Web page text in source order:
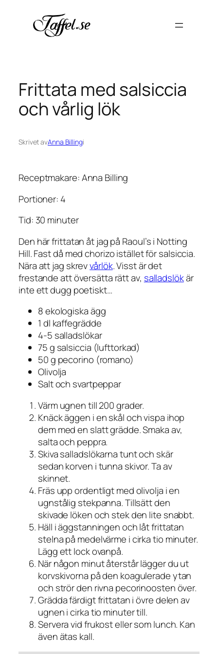
innehåll
Frittata med salsiccia
och vårlig lök
Skrivet avAnna Billingi
Receptmakare: Anna Billing
Portioner: 4
Tid: 30 minuter
Den här frittatan åt jag på Raoul’s i Notting
Hill. Fast då med chorizo istället för salsiccia.
Nära att jag skrevvårlök. Visst är det
frestande att översätta rätt av, salladslökär
inte ett dugg poetiskt…
8 ekologiska ägg
1 dl kaffegrädde
4-5 salladslökar
75 g salsiccia (lufttorkad)
50 g pecorino (romano)
Olivolja
Salt och svartpeppar
Värm ugnen till 200 grader.
Knäck äggen i en skål och vispa ihop
dem med en slatt grädde. Smaka av,
salta och peppra.
Skiva salladslökarna tunt och skär
sedan korven i tunna skivor. Ta av
skinnet.
Fräs upp ordentligt med olivolja i en
ugnstålig stekpanna. Tillsätt den
skivade löken och stek den lite snabbt.
Häll i äggstanningen och låt frittatan
stelna på medelvärme i cirka tio minuter.
Lägg ett lock ovanpå.
När någon minut återstår lägger du ut
korvskivorna på den koagulerade ytan
och strör den rivna pecorinoosten över.
Grädda färdigt frittatan i övre delen av
ugnen i cirka tio minuter till.
Servera vid frukost eller som lunch. Kan
även ätas kall.